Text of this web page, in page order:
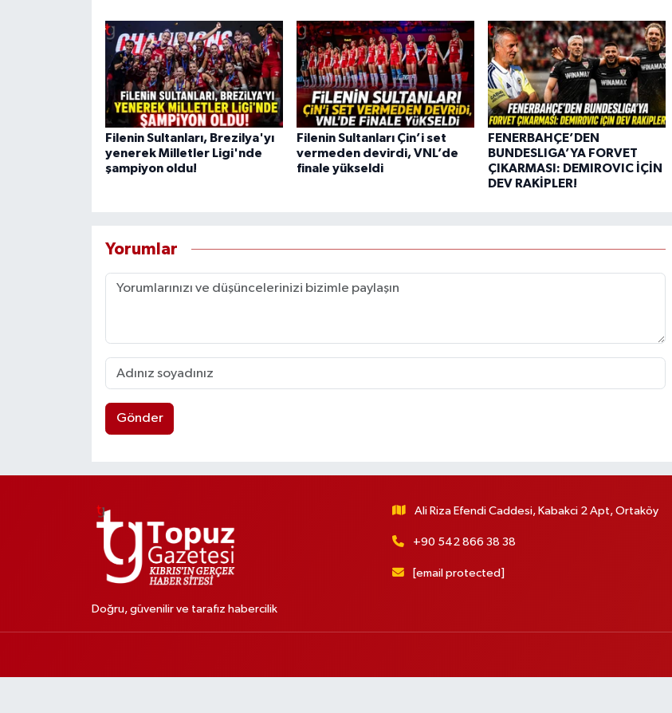
Filenin Sultanları, Brezilya'yı
yenerek Milletler Ligi'nde
şampiyon oldu!
Filenin Sultanları Çin’i set
vermeden devirdi, VNL’de
finale yükseldi
FENERBAHÇE’DEN
BUNDESLIGA’YA FORVET
ÇIKARMASI: DEMIROVIC İÇİN
DEV RAKİPLER!
Yorumlar
Gönder
Doğru, güvenilir ve tarafız habercilik
Ali Riza Efendi Caddesi, Kabakci 2 Apt, Ortaköy
+90 542 866 38 38
[email protected]